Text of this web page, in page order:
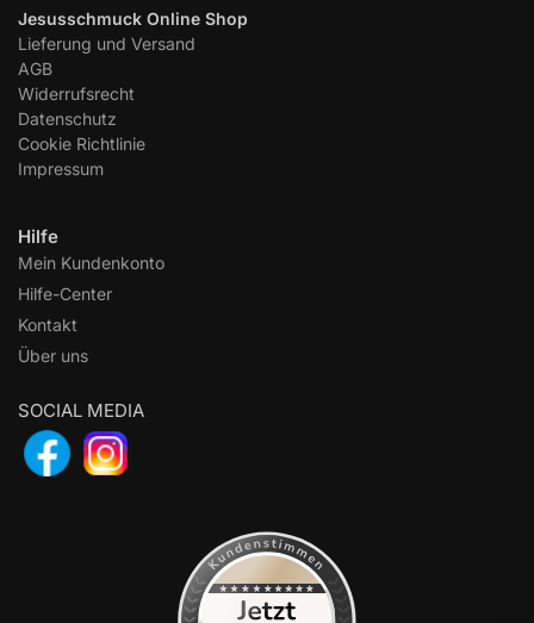
Jesusschmuck Online Shop
Lieferung und Versand
AGB
Widerrufsrecht
Datenschutz
Cookie Richtlinie
Impressum
Hilfe
Mein Kundenkonto
Hilfe-Center
Kontakt
Über uns
SOCIAL MEDIA